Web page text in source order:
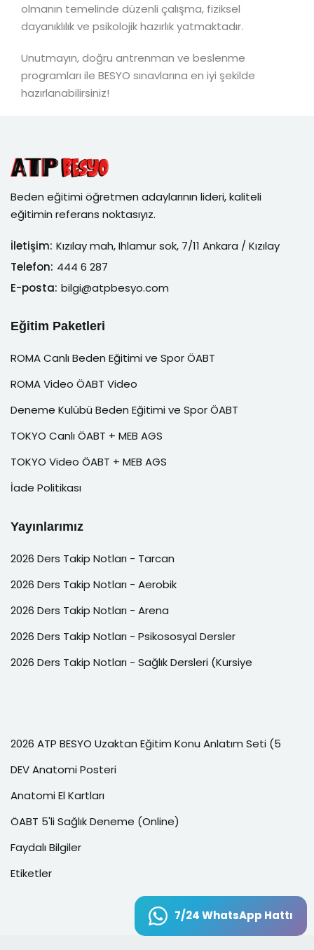
7/24 WhatsApp Hattı
olmanın temelinde düzenli çalışma, fiziksel
dayanıklılık ve psikolojik hazırlık yatmaktadır.
Unutmayın, doğru antrenman ve beslenme
programları ile BESYO sınavlarına en iyi şekilde
hazırlanabilirsiniz!
Beden eğitimi öğretmen adaylarının lideri, kaliteli
eğitimin referans noktasıyız.
İletişim: Kızılay mah, Ihlamur sok, 7/11 Ankara / Kızılay
Telefon: 444 6 287
E-posta: bilgi@atpbesyo.com
Eğitim Paketleri
ROMA Canlı Beden Eğitimi ve Spor ÖABT
ROMA Video ÖABT Video
Deneme Kulübü Beden Eğitimi ve Spor ÖABT
TOKYO Canlı ÖABT + MEB AGS
TOKYO Video ÖABT + MEB AGS
İade Politikası
Yayınlarımız
2026 Ders Takip Notları - Tarcan
2026 Ders Takip Notları - Aerobik
2026 Ders Takip Notları - Arena
2026 Ders Takip Notları - Psikososyal Dersler
2026 Ders Takip Notları - Sağlık Dersleri (Kursiye
2026 ATP BESYO Uzaktan Eğitim Konu Anlatım Seti (5
DEV Anatomi Posteri
Anatomi El Kartları
ÖABT 5'li Sağlık Deneme (Online)
Faydalı Bilgiler
Etiketler